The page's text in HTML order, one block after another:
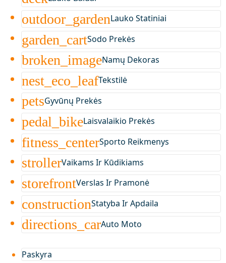
outdoor_gardenLauko Statiniai
garden_cartSodo Prekės
broken_imageNamų Dekoras
nest_eco_leafTekstilė
petsGyvūnų Prekės
pedal_bikeLaisvalaikio Prekės
fitness_centerSporto Reikmenys
strollerVaikams Ir Kūdikiams
storefrontVerslas Ir Pramonė
constructionStatyba Ir Apdaila
directions_carAuto Moto
Paskyra